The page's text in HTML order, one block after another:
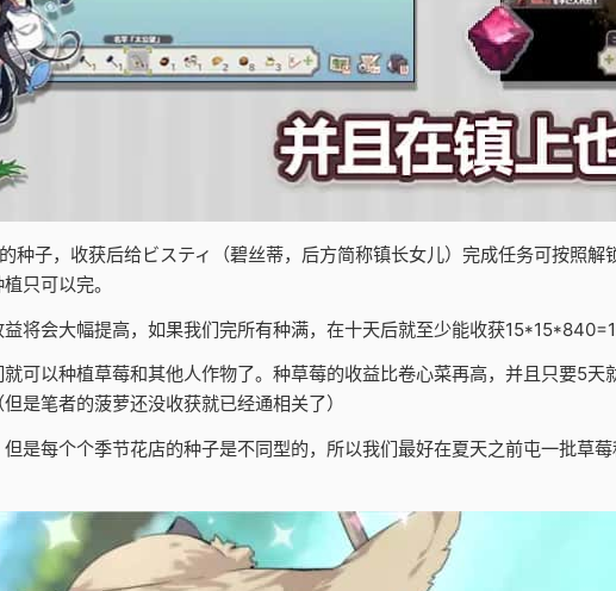
种子，收获后给ビスティ（碧丝蒂，后方简称镇长女儿）完成任务可按照
只可以完。
将会大幅提高，如果我们完所有种满，在十天后就至少能收获
可以种植草莓和其他人作物了。种草莓的收益比卷心菜再高，并且只要5
是笔者的菠萝还没收获就已经通相关了）
是每个个季节花店的种子是不同型的，所以我们最好在夏天之前屯一批草